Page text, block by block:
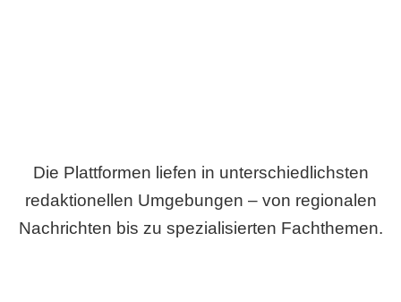
Die Plattformen liefen in unterschiedlichsten
redaktionellen Umgebungen – von regionalen
Nachrichten bis zu spezialisierten Fachthemen.